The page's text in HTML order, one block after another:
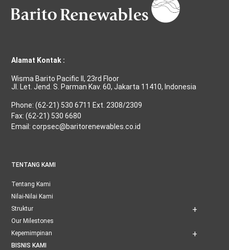
Alamat Kontak :
Wisma Barito Pacific II, 23rd Floor
Jl. Let. Jend. S. Parman Kav. 60, Jakarta 11410, Indonesia
Phone: (62-21) 530 6711 Ext. 2308/2309
Fax: (62-21) 530 6680
Email: corpsec@baritorenewables.co.id
TENTANG KAMI
Tentang Kami
Nilai-Nilai Kami
Struktur
Our Milestones
Kepemimpinan
BISNIS KAMI